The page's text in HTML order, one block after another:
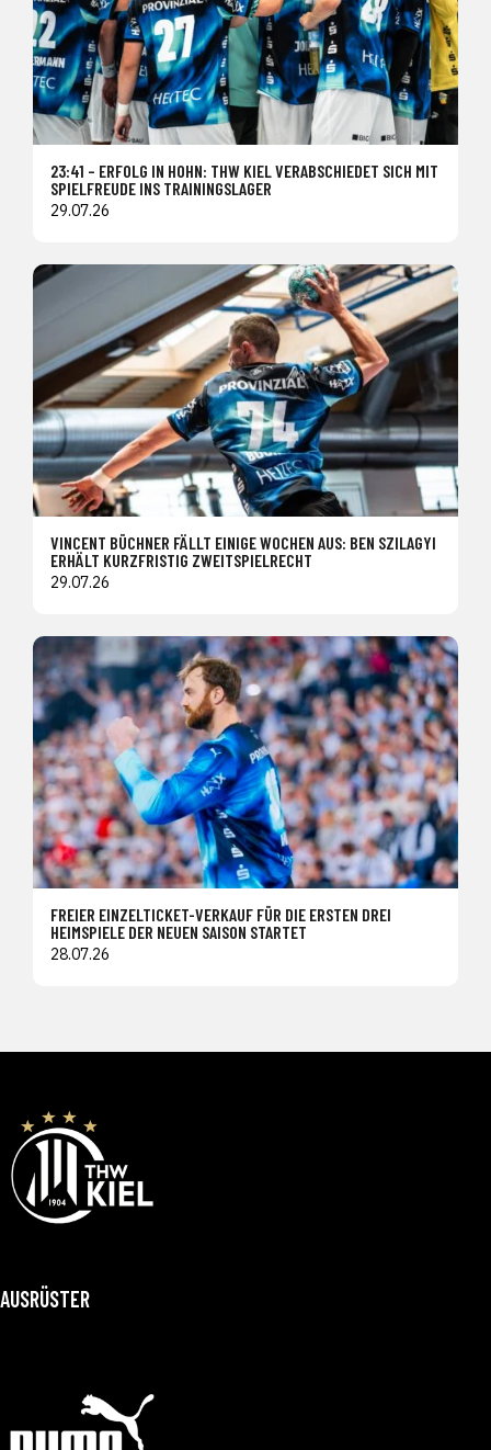
23:41 – ERFOLG IN HOHN: THW KIEL VERABSCHIEDET SICH MIT
SPIELFREUDE INS TRAININGSLAGER
29.07.26
VINCENT BÜCHNER FÄLLT EINIGE WOCHEN AUS: BEN SZILAGYI
ERHÄLT KURZFRISTIG ZWEITSPIELRECHT
29.07.26
FREIER EINZELTICKET-VERKAUF FÜR DIE ERSTEN DREI
HEIMSPIELE DER NEUEN SAISON STARTET
28.07.26
AUSRÜSTER